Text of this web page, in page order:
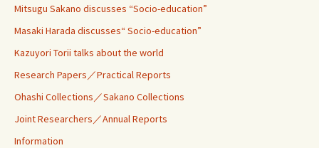
Mitsugu Sakano discusses “Socio-education”
Masaki Harada discusses“ Socio-education”
Kazuyori Torii talks about the world
Research Papers／Practical Reports
Ohashi Collections／Sakano Collections
Joint Researchers／Annual Reports
Information